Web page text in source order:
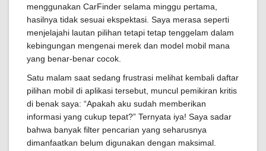
menggunakan CarFinder selama minggu pertama,
hasilnya tidak sesuai ekspektasi. Saya merasa seperti
menjelajahi lautan pilihan tetapi tetap tenggelam dalam
kebingungan mengenai merek dan model mobil mana
yang benar-benar cocok.
Satu malam saat sedang frustrasi melihat kembali daftar
pilihan mobil di aplikasi tersebut, muncul pemikiran kritis
di benak saya: “Apakah aku sudah memberikan
informasi yang cukup tepat?” Ternyata iya! Saya sadar
bahwa banyak filter pencarian yang seharusnya
dimanfaatkan belum digunakan dengan maksimal.